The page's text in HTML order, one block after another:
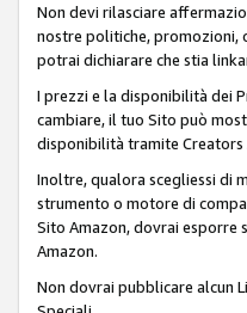
Non devi rilasciare
nostre politiche, promozioni,
potrai dichiarare che stia
I prezzi e la disponibilità dei
cambiare, il tuo Sito può
disponibilità tramite Creators
Inoltre, qualora scegliessi di
strumento o motore di
Sito Amazon, dovrai esporre
Amazon.
Non dovrai pubblicare alcun